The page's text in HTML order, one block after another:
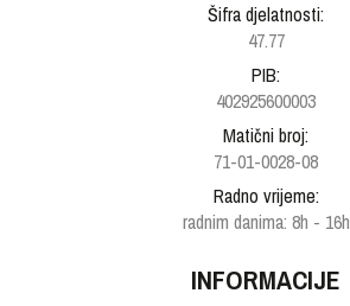
Šifra djelatnosti:
47.77
PIB:
402925600003
Matični broj:
71-01-0028-08
Radno vrijeme:
radnim danima: 8h - 16h
INFORMACIJE